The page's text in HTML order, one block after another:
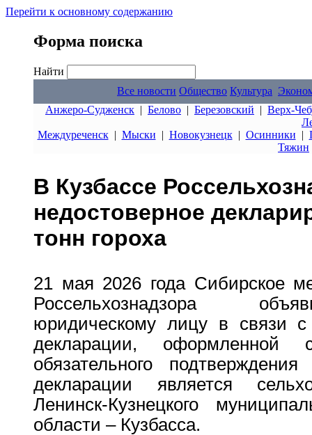
Перейти к основному содержанию
Форма поиска
Найти
Все новости Общество Культура
Анжеро-Судженск | Белово | Березовский | Верх-
Междуреченск| Мыски | Новокузнецк| Осинники |
Тяжин
В Кузбассе
недостоверное
тонн гороха
21 мая 2026 года Сибирское
Россельхознадзора
юридическому лицу в связи
декларации, оформленной
обязательного
декларации является
Ленинск-Кузнецкого
области – Кузбасса.